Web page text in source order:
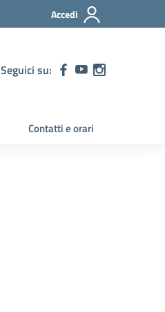
Accedi
Seguici su:
Contatti e orari